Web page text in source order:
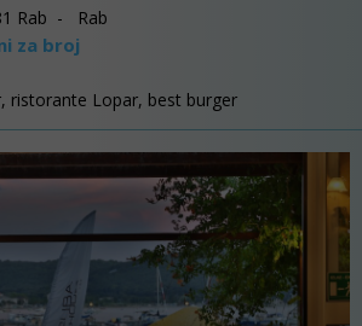
Rab - Rab
za broj
ristorante Lopar, best burger